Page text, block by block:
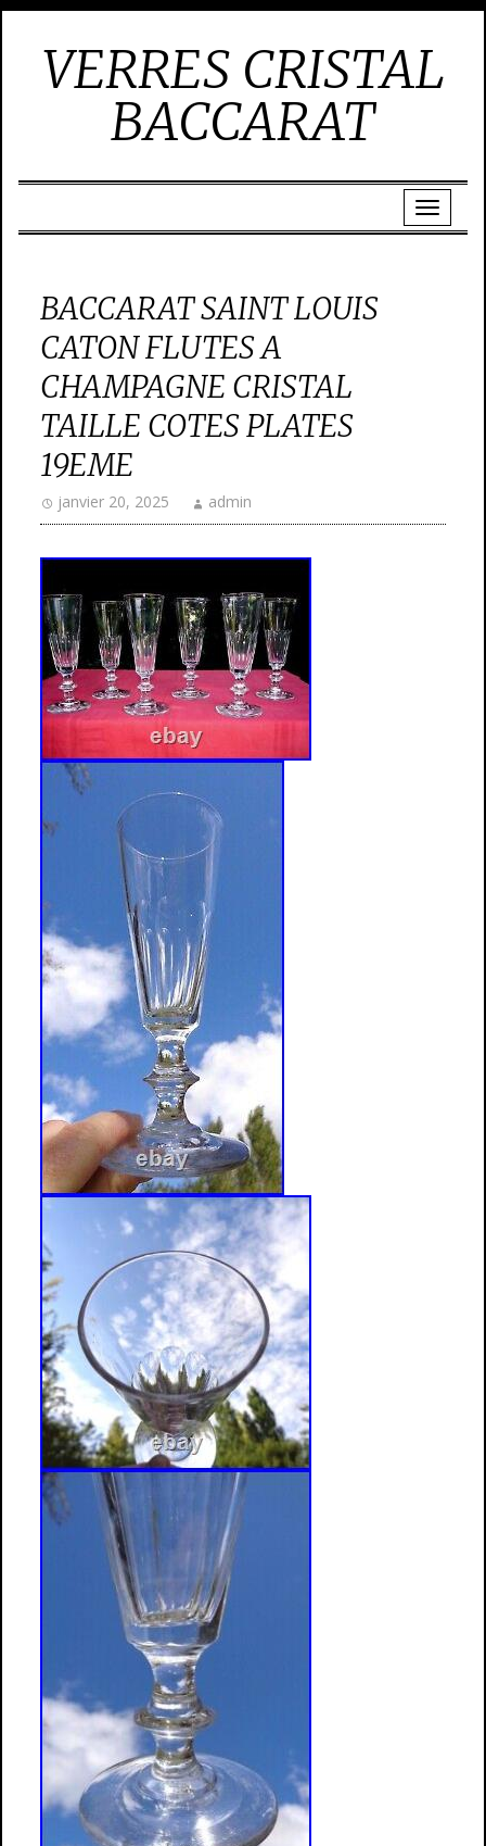
VERRES CRISTAL
BACCARAT
BACCARAT SAINT LOUIS
CATON FLUTES A
CHAMPAGNE CRISTAL
TAILLE COTES PLATES
19EME
janvier 20, 2025 admin